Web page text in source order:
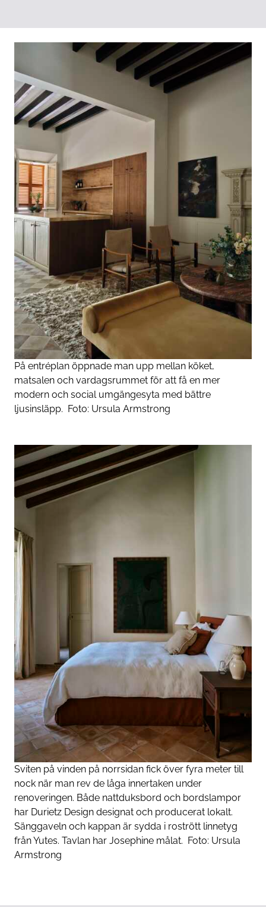
På entréplan öppnade man upp mellan köket,
matsalen och vardagsrummet för att få en mer
modern och social umgängesyta med bättre
ljusinsläpp. Foto: Ursula Armstrong
Sviten på vinden på norrsidan fick över fyra meter till
nock när man rev de låga innertaken under
renoveringen. Både nattduksbord och bordslampor
har Durietz Design designat och producerat lokalt.
Sänggaveln och kappan är sydda i rostrött linnetyg
från Yutes. Tavlan har Josephine målat. Foto: Ursula
Armstrong